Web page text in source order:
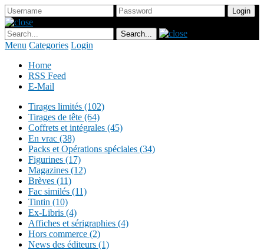
Menu Categories Login
Home
RSS Feed
E-Mail
Tirages limités (102)
Tirages de tête (64)
Coffrets et intégrales (45)
En vrac (38)
Packs et Opérations spéciales (34)
Figurines (17)
Magazines (12)
Brèves (11)
Fac similés (11)
Tintin (10)
Ex-Libris (4)
Affiches et sérigraphies (4)
Hors commerce (2)
News des éditeurs (1)